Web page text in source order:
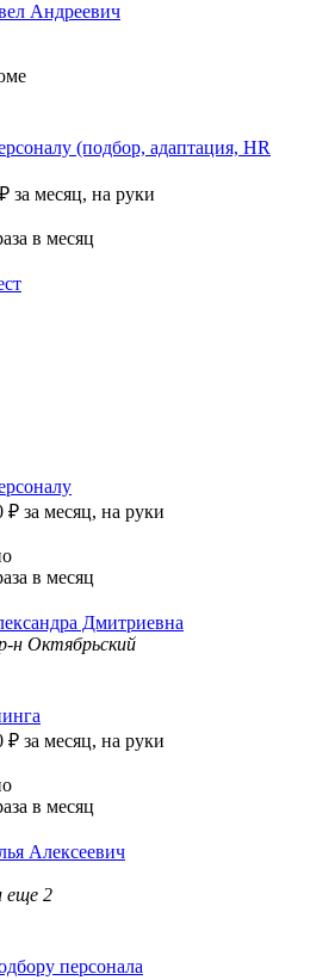
Андреевич
(подбор, адаптация, HR
₽ за месяц, на руки
в месяц
₽ за месяц, на руки
в месяц
Дмитриевна
н Октябрьский
₽ за месяц, на руки
в месяц
Алексеевич
еще 2
персонала